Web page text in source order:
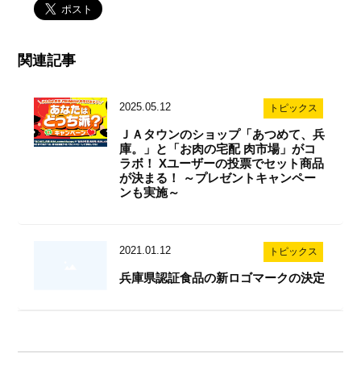
関連記事
2025.05.12
ＪＡタウンのショップ「あつめて、兵
庫。」と「お肉の宅配 肉市場」がコ
ラボ！ Xユーザーの投票でセット商品
が決まる！ ～プレゼントキャンペー
ンも実施～
トピックス
2021.01.12
兵庫県認証食品の新ロゴマークの決定
トピックス